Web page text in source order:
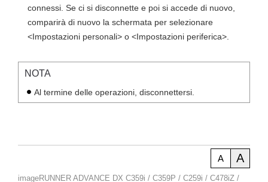
connessi. Se ci si disconnette e poi si accede di nuovo,
comparirà di nuovo la schermata per selezionare
<Impostazioni personali> o <Impostazioni periferica>.
NOTA
Al termine delle operazioni, disconnettersi.
imageRUNNER ADVANCE DX C359i / C359P / C259i / C478iZ /
A A